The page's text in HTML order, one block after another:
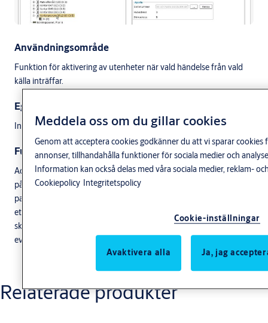
Användningsområde
Funktion för aktivering av utenheter när vald händelse från vald
källa inträffar.
Egenskaper
Ingår från start i ARX Standard, Advanced och Professional.
Funktion
Administratören kan välja vilken händelse som Trigger ska reagera
på, antingen en hän­delse vid en dörr eller av en operatör i
passersystemet. Vid aktivering av Trigger-funktionen kan antingen
ett eller flera relän styras, eller ett eller flera E-postmeddelande
skickas iväg till valda adresser. Det går även att skapa
evakueringslistor via Triggers.
Relaterade produkter
Meddela oss om du gillar cookies
Genom att acceptera cookies godkänner du att vi sparar cookies
annonser, tillhandahålla funktioner för sociala medier och
Information kan också delas med våra sociala medier, reklam-
Cookiepolicy Integritetspolicy
Cookie-inställningar
Avaktivera alla Ja, jag